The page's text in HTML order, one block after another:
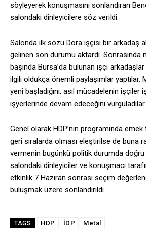
söyleyerek konuşmasını sonlandıran
salondaki dinleyicilere söz verildi.
Salonda ilk sözü Dora işçisi bir arkadaş
gelinen son durumu aktardı. Sonrasında
başında Bursa’da bulunan işçi
ilgili oldukça önemli paylaşımlar yaptılar.
yeni başladığını, asıl mücadelenin işçiler
işyerlerinde devam edeceğini vurguladılar.
Genel olarak HDP’nin programında
geri sıralarda olması eleştirilse de buna
vermenin bugünkü politik durumda
salondaki dinleyiciler ve konuşmacı
etkinlik 7 Haziran sonrası seçim
buluşmak üzere sonlandırıldı.
TAGS HDP İDP Metal